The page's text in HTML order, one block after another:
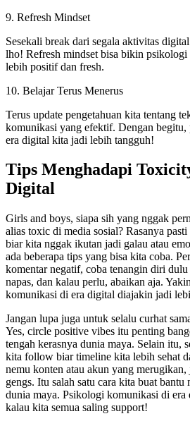
9. Refresh Mindset
Sesekali break dari segala aktivitas
lho! Refresh mindset bisa bikin
lebih positif dan fresh.
10. Belajar Terus Menerus
Terus update pengetahuan kita tentang
komunikasi yang efektif. Dengan
era digital kita jadi lebih tangguh!
Tips Menghadapi
Digital
Girls and boys, siapa sih yang nggak
alias toxic di media sosial? Rasanya
biar kita nggak ikutan jadi galau atau
ada beberapa tips yang bisa kita coba.
komentar negatif, coba tenangin diri
napas, dan kalau perlu, abaikan aja.
komunikasi di era digital diajakin jadi
Jangan lupa juga untuk selalu curhat
Yes, circle positive vibes itu penting
tengah kerasnya dunia maya. Selain itu,
kita follow biar timeline kita lebih sehat
nemu konten atau akun yang merugikan,
gengs. Itu salah satu cara kita buat
dunia maya. Psikologi komunikasi di
kalau kita semua saling support!